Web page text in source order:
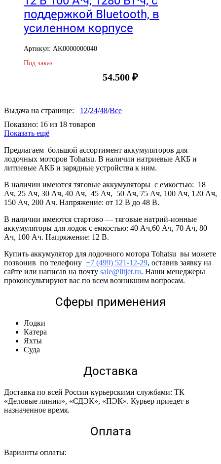
поддержкой Bluetooth, в
усиленном корпусе
Артикул: AK0000000040
Под заказ
54.500 ₽
Выдача на странице: 12/24/48/Все
Показано: 16 из 18 товаров
Показать ещё
Предлагаем большой ассортимент аккумуляторов для
лодочных моторов Tohatsu. В наличии натриевые АКБ и
литиевые АКБ и зарядные устройства к ним.
В наличии имеются тяговые аккумуляторы с емкостью: 18
Ач, 25 Ач, 30 Ач, 40 Ач, 45 Ач, 50 Ач, 75 Ач, 100 Ач, 120 Ач,
150 Ач, 200 Ач. Напряжение: от 12 В до 48 В.
В наличии имеются стартово — тяговые натрий-ионные
аккумуляторы для лодок с емкостью: 40 Ач,60 Ач, 70 Ач, 80
Ач, 100 Ач. Напряжение: 12 В.
Купить аккумулятор для лодочного мотора Tohatsu вы можете
позвонив по телефону +7 (499) 521-12-29, оставив заявку на
сайте или написав на почту sale@litjet.ru. Наши менеджеры
проконсультируют вас по всем возникшим вопросам.
Сферы применения
Лодки
Катера
Яхты
Суда
Доставка
Доставка по всей России курьерскими службами: ТК
«Деловые линии», «СДЭК», «ПЭК». Курьер приедет в
назначенное время.
Оплата
Варианты оплаты: